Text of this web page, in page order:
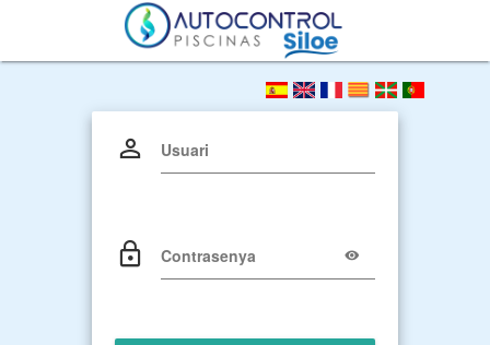
Usuari
Contrasenya